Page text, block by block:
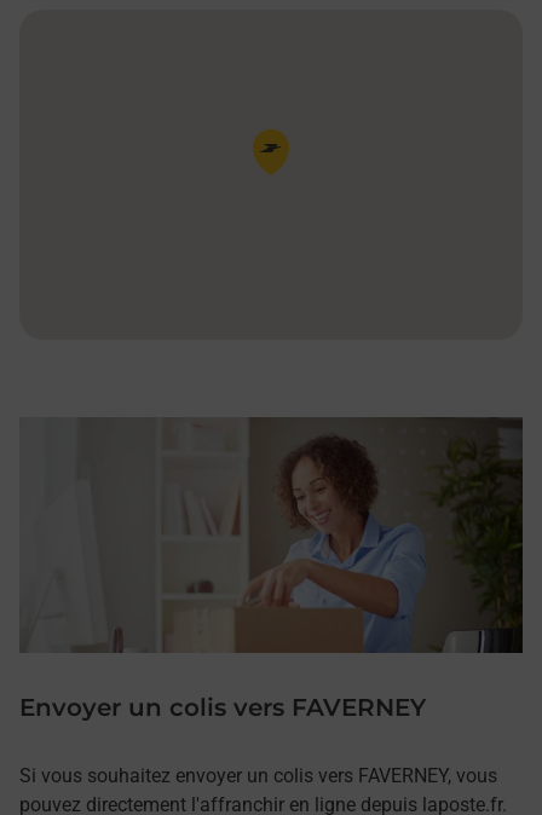
Pin de la carte
Envoyer un colis vers FAVERNEY
Si vous souhaitez envoyer un colis vers FAVERNEY, vous
pouvez directement l'affranchir en ligne depuis laposte.fr.